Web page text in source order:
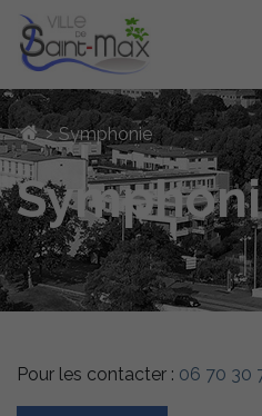
› Symphonie
Pour les contacter : 06 70 30